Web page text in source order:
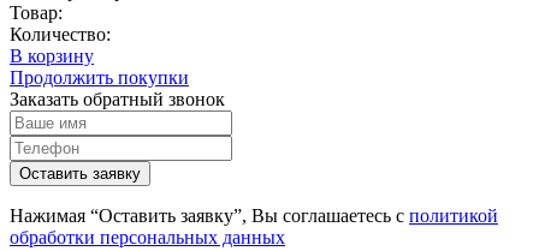
Товар:
Количество:
В корзину
Продолжить покупки
Заказать обратный звонок
Нажимая “Оставить заявку”, Вы соглашаетесь с политикой
обработки персональных данных